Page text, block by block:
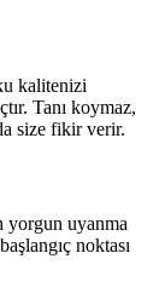
kalitenizi
Tanı koymaz,
size fikir verir.
yorgun uyanma
noktası